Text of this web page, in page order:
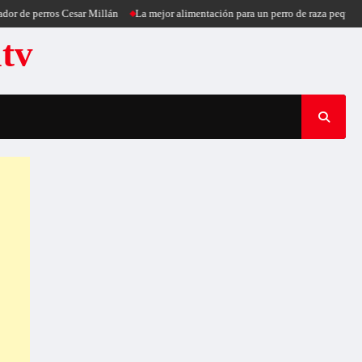
Cesar Millán La mejor alimentación para un perro de raza pequeña